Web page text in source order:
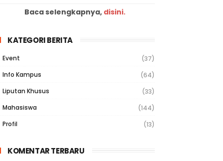
Baca selengkapnya, disini.
KATEGORI BERITA
Event
(37)
Info Kampus
(64)
Liputan Khusus
(33)
Mahasiswa
(144)
Profil
(13)
KOMENTAR TERBARU